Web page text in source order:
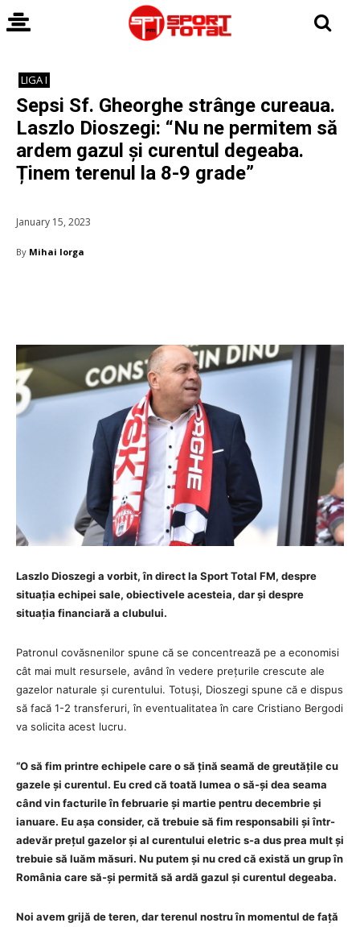
LIGA I
Sepsi Sf. Gheorghe strânge cureaua.
Laszlo Dioszegi: “Nu ne permitem să
ardem gazul și curentul degeaba.
Ținem terenul la 8-9 grade”
January 15, 2023
By Mihai Iorga
Laszlo Dioszegi a vorbit, în direct la Sport Total FM, despre
situația echipei sale, obiectivele acesteia, dar și despre
situația financiară a clubului.
Patronul covăsnenilor spune că se concentrează pe a economisi
cât mai mult resursele, având în vedere prețurile crescute ale
gazelor naturale și curentului. Totuși, Dioszegi spune că e dispus
să facă 1-2 transferuri, în eventualitatea în care Cristiano Bergodi
va solicita acest lucru.
“O să fim printre echipele care o să țină seamă de greutățile cu
gazele și curentul. Eu cred că toată lumea o să-și dea seama
când vin facturile în februarie și martie pentru decembrie și
ianuare. Eu așa consider, că trebuie să fim responsabili și într-
adevăr prețul gazelor și al curentului eletric s-a dus prea mult și
trebuie să luăm măsuri. Nu putem și nu cred că există un grup în
România care să-și permită să ardă gazul și curentul degeaba.
Noi avem grijă de teren, dar terenul nostru în momentul de față